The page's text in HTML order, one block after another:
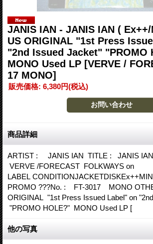
JANIS IAN - JANIS IAN (
US ORIGINAL "1st Press
"2nd Issued Jacket" "PROMO
MONO Used LP [VERVE /
17 MONO]
販売価格: 6,380円(税込)
商品詳細
ARTIST : JANIS IAN TITLE : JANIS
VERVE /FORECAST FOLKWAYS on
LABEL
PROMO ???No. : FT-3017 MONO
ORIGINAL "1st Press Issued Label" on
"PROMO HOLE?" MONO Used LP [
他の写真